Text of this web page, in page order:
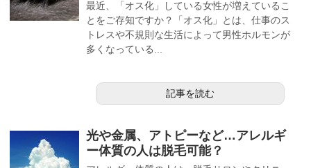
最近、「オス化」している女性が増えているこ
とをご存知ですか？「オス化」とは、仕事のス
トレスや不規則な生活によって男性ホルモンが
多くなっている...
記事を読む
光や金属、アトピーなど…アレルギ
ー体質の人は脱毛可能？